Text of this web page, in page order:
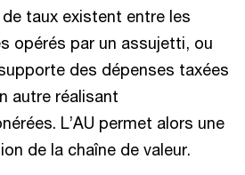
taux existent entre les
opérés par un assujetti, ou
des dépenses taxées
autre réalisant
L’AU permet alors une
de la chaîne de valeur.